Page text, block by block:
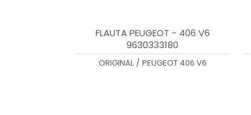
FLAUTA PEUGEOT - 406 V6
9630333180
ORIGINAL / PEUGEOT 406 V6